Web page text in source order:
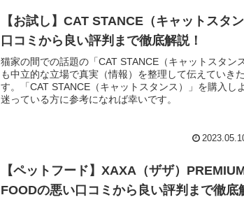
【お試し】CAT STANCE（キャットスタ
口コミから良い評判まで徹底解説！
猫家の間での話題の「CAT STANCE（キャットスタン
も中立的な立場で真実（情報）を整理して伝えていき
す。「CAT STANCE（キャットスタンス）」を購入し
迷っている方に参考になれば幸いです。
【ペットフード】XAXA（ザザ）
FOODの悪い口コミから良い評判まで徹底